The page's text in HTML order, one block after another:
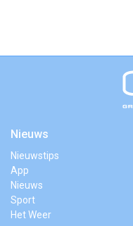
Nieuws
Nieuwstips
App
Nieuws
Sport
Het Weer